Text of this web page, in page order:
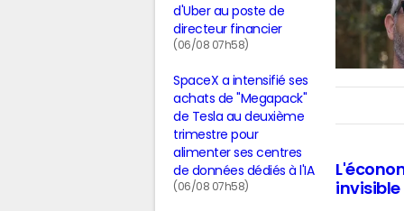
d'Uber au poste de
directeur financier
(06/08 07h58)
SpaceX a intensifié ses
achats de "Megapack"
de Tesla au deuxième
trimestre pour
alimenter ses centres
de données dédiés à l'IA
(06/08 07h58)